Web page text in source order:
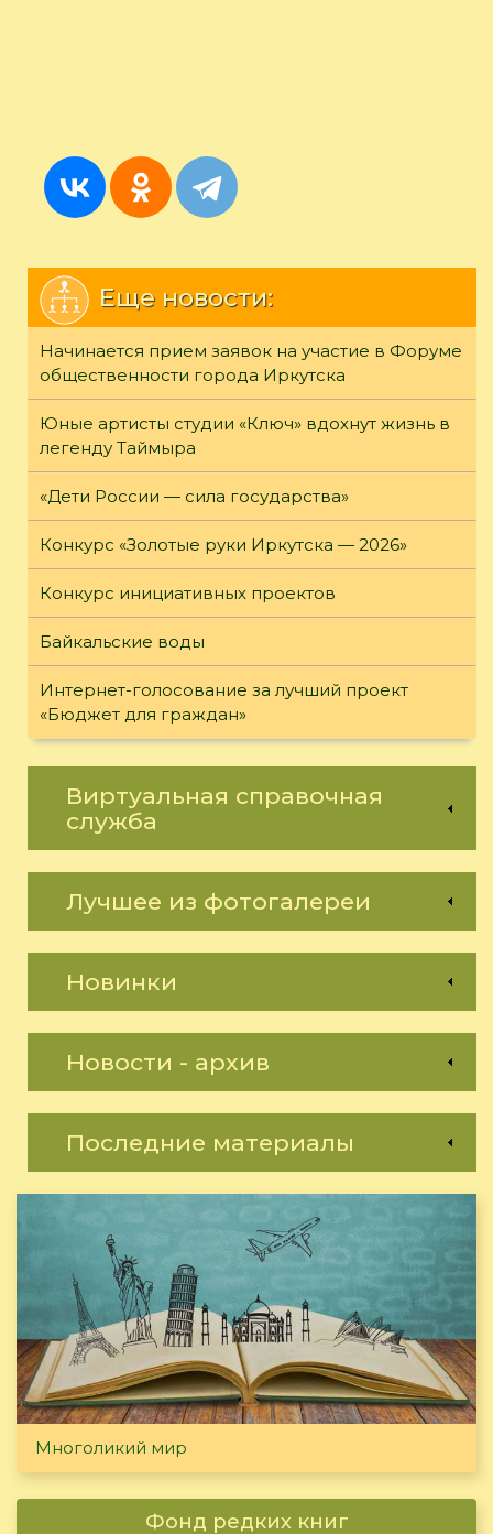
Еще новости:
Начинается прием заявок на участие в Форуме
общественности города Иркутска
Юные артисты студии «Ключ» вдохнут жизнь в
легенду Таймыра
«Дети России — сила государства»
Конкурс «Золотые руки Иркутска — 2026»
Конкурс инициативных проектов
Байкальские воды
Интернет-голосование за лучший проект
«Бюджет для граждан»
Виртуальная справочная
служба
Лучшее из фотогалереи
Новинки
Новости - архив
Последние материалы
Многоликий мир
Фонд редких книг